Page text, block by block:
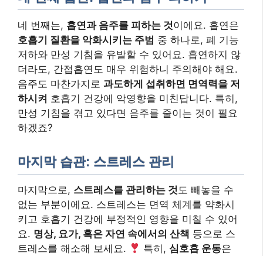
네 번째는, 흡연과 음주를 피하는 것이에요. 흡연은
호흡기 질환을 악화시키는 주범 중 하나로, 폐 기능
저하와 만성 기침을 유발할 수 있어요. 흡연하지 않
더라도, 간접흡연도 매우 위험하니 주의해야 해요.
음주도 마찬가지로 과도하게 섭취하면 면역력을 저
하시켜 호흡기 건강에 악영향을 미친답니다. 특히,
만성 기침을 겪고 있다면 음주를 줄이는 것이 필요
하겠죠?
마지막 습관: 스트레스 관리
마지막으로, 스트레스를 관리하는 것 도 빼놓을 수
없는 부분이에요. 스트레스는 면역 체계를 약화시
키고 호흡기 건강에 부정적인 영향을 미칠 수 있어
요. 명상, 요가, 혹은 자연 속에서의 산책 등으로 스
트레스를 해소해 보세요.
특히, 심호흡 운동은